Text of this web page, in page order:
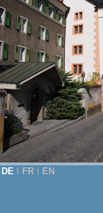
DE FR EN